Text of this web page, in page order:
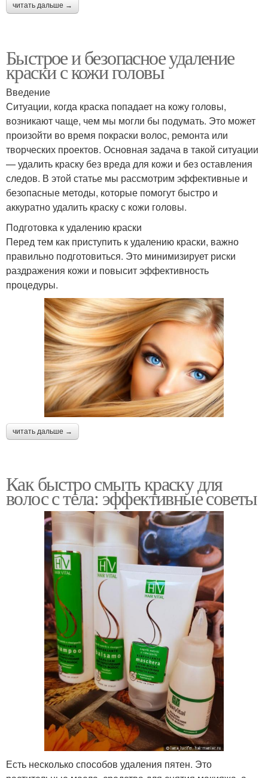
читать дальше →
Быстрое и безопасное удаление
краски с кожи головы
Введение
Ситуации, когда краска попадает на кожу головы,
возникают чаще, чем мы могли бы подумать. Это может
произойти во время покраски волос, ремонта или
творческих проектов. Основная задача в такой ситуации
— удалить краску без вреда для кожи и без оставления
следов. В этой статье мы рассмотрим эффективные и
безопасные методы, которые помогут быстро и
аккуратно удалить краску с кожи головы.
Подготовка к удалению краски
Перед тем как приступить к удалению краски, важно
правильно подготовиться. Это минимизирует риски
раздражения кожи и повысит эффективность
процедуры.
читать дальше →
Как быстро смыть краску для
волос с тела: эффективные советы
Есть несколько способов удаления пятен. Это